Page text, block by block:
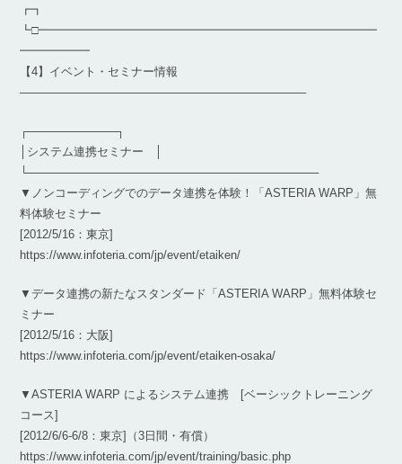
┏┓
┗□━━━━━━━━━━━━━━━━━━━━━━━━━━━━━
━━━━━━
【4】イベント・セミナー情報
————————————————————————–
┌───────────┐
│システム連携セミナー │
└────────────────────────────────────
▼ノンコーディングでのデータ連携を体験！「ASTERIA WARP」無
料体験セミナー
[2012/5/16：東京]
https://www.infoteria.com/jp/event/etaiken/
▼データ連携の新たなスタンダード「ASTERIA WARP」無料体験セ
ミナー
[2012/5/16：大阪]
https://www.infoteria.com/jp/event/etaiken-osaka/
▼ASTERIA WARP によるシステム連携 [ベーシックトレーニング
コース]
[2012/6/6-6/8：東京]（3日間・有償）
https://www.infoteria.com/jp/event/training/basic.php